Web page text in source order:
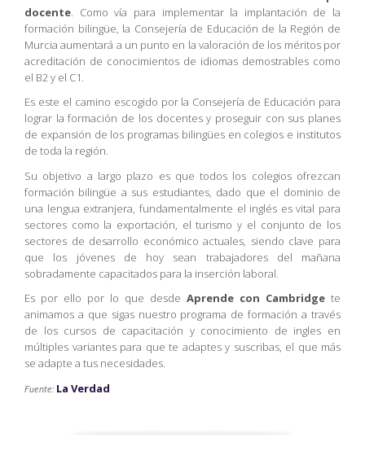
docente. Como vía para implementar la implantación de la
formación bilingüe, la Consejería de Educación de la Región de
Murcia aumentará a un punto en la valoración de los méritos por
acreditación de conocimientos de idiomas demostrables como
el B2 y el C1.
Es este el camino escogido por la Consejería de Educación para
lograr la formación de los docentes y proseguir con sus planes
de expansión de los programas bilingües en colegios e institutos
de toda la región.
Su objetivo a largo plazo es que todos los colegios ofrezcan
formación bilingüe a sus estudiantes, dado que el dominio de
una lengua extranjera, fundamentalmente el inglés es vital para
sectores como la exportación, el turismo y el conjunto de los
sectores de desarrollo económico actuales, siendo clave para
que los jóvenes de hoy sean trabajadores del mañana
sobradamente capacitados para la inserción laboral.
Es por ello por lo que desde Aprende con Cambridge te
animamos a que sigas nuestro programa de formación a través
de los cursos de capacitación y conocimiento de ingles en
múltiples variantes para que te adaptes y suscribas, el que más
se adapte a tus necesidades.
Fuente: La Verdad